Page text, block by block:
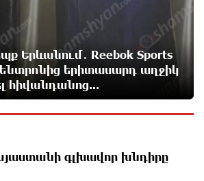
Ռուսաստանի դեմ հարվшծները
համար
17 ժամ առաջ
մարզերում էլեկտրաէներգիայի
կլինեն
Երևանում․ Reebok Sports
երիտասարդ աղջիկ
հիվանդանոց...
գլխավոր խնդիրը